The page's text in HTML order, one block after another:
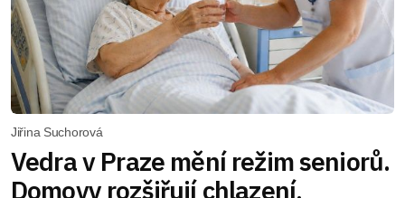
Jiřina Suchorová
Vedra v Praze mění režim seniorů.
Domovy rozšiřují chlazení,